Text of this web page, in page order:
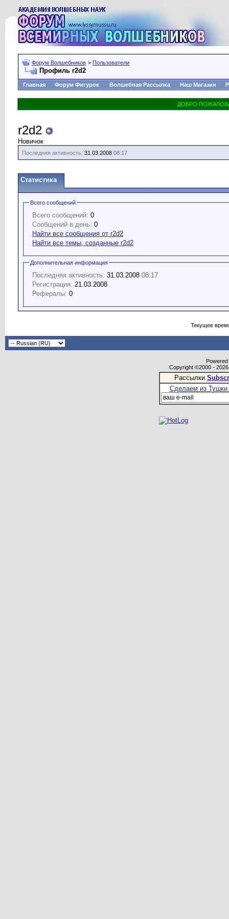
Форум Волшебников > Пользователи
Профиль r2d2
Главная Форум Фигурок Волшебная Рассылка Наш Магазин
r2d2
Новичок
Последняя активность: 31.03.2008 08:17
Статистика
Всего сообщений
Всего сообщений: 0
Сообщений в день: 0
Найти все сообщения от r2d2
Найти все темы, созданные r2d2
Дополнительная информация
Последняя активность: 31.03.2008 08:17
Регистрация: 21.03.2008
Рефералы: 0
Текущее
Copyright ©2000 -
Рассылки
Сделаем из Тушки